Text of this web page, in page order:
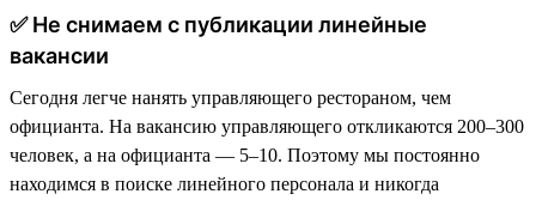
✅ Не снимаем с публикации линейные
вакансии
Сегодня легче нанять управляющего рестораном, чем
официанта. На вакансию управляющего откликаются 200–300
человек, а на официанта — 5–10. Поэтому мы постоянно
находимся в поиске линейного персонала и никогда